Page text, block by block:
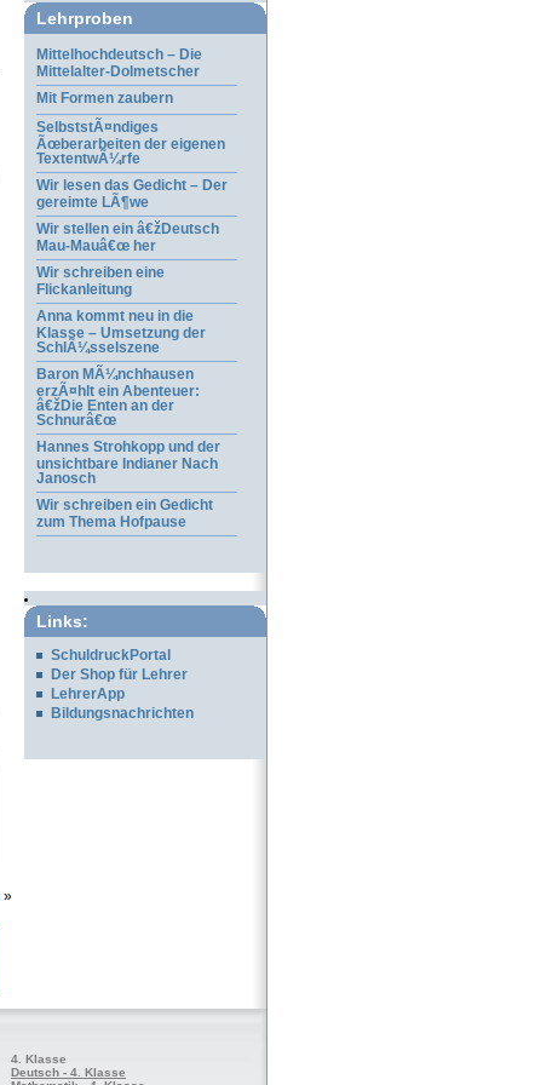
»
Lehrproben
Mittelhochdeutsch – Die
Mittelalter-Dolmetscher
Mit Formen zaubern
SelbststÃ¤ndiges
Ãœberarbeiten der eigenen
TextentwÃ¼rfe
Wir lesen das Gedicht – Der
gereimte LÃ¶we
Wir stellen ein â€žDeutsch
Mau-Mauâ€œ her
Wir schreiben eine
Flickanleitung
Anna kommt neu in die
Klasse – Umsetzung der
SchlÃ¼sselszene
Baron MÃ¼nchhausen
erzÃ¤hlt ein Abenteuer:
â€žDie Enten an der
Schnurâ€œ
Hannes Strohkopp und der
unsichtbare Indianer Nach
Janosch
Wir schreiben ein Gedicht
zum Thema Hofpause
Links:
SchuldruckPortal
Der Shop für Lehrer
LehrerApp
Bildungsnachrichten
4. Klasse
Deutsch - 4. Klasse